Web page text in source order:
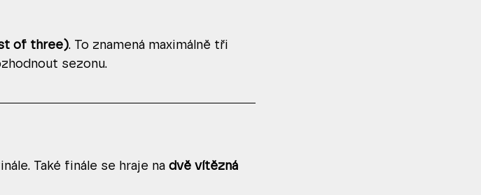
of three). To znamená maximálně tři
sezonu.
Také finále se hraje na dvě vítězná